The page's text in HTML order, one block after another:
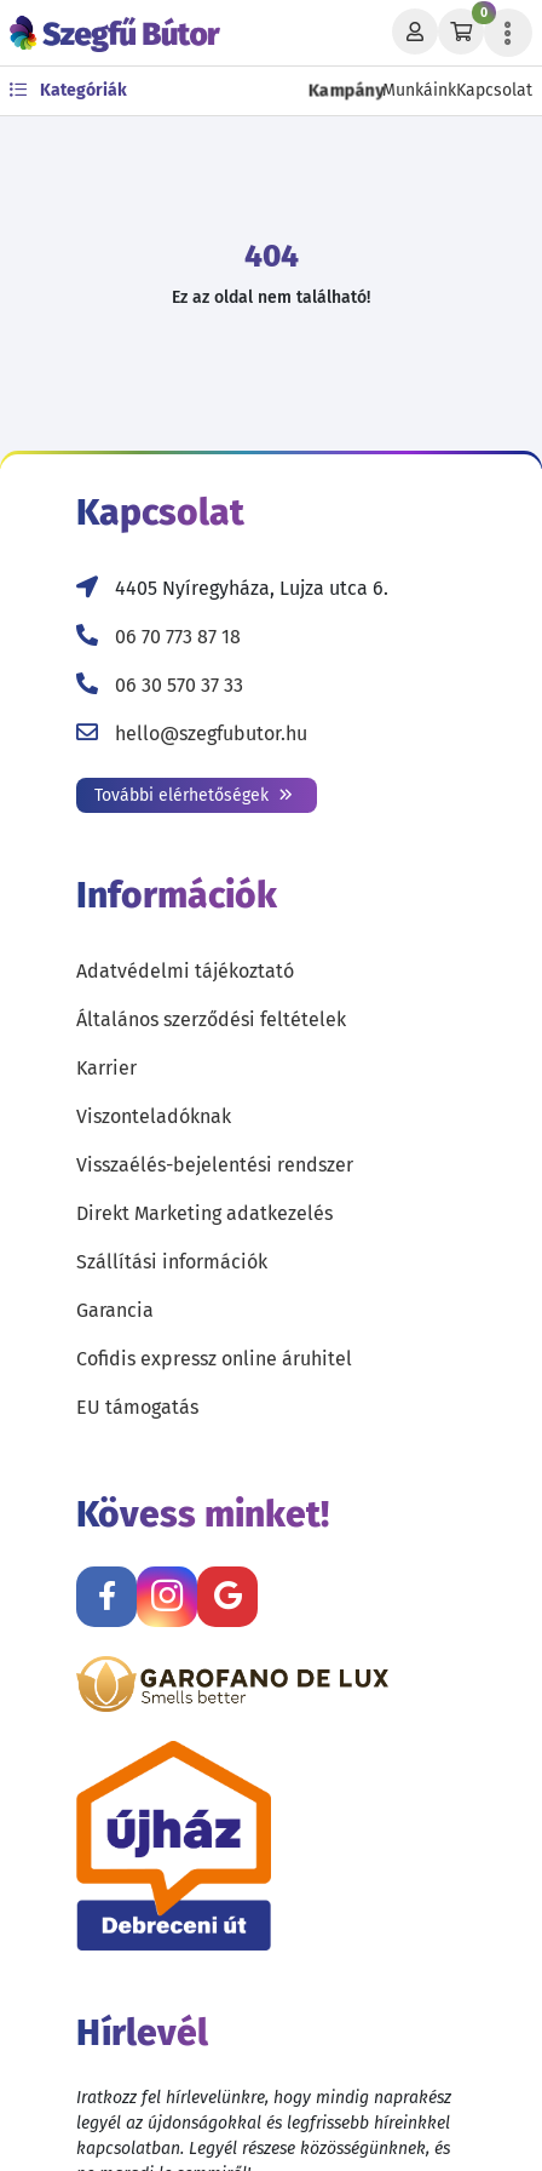
0
Kategóriák KampányMunkáinkKapcsolat
404
Ez az oldal nem található!
Kapcsolat
4405 Nyíregyháza, Lujza utca 6.
06 70 773 87 18
06 30 570 37 33
hello@szegfubutor.hu
További elérhetőségek
Információk
Adatvédelmi tájékoztató
Általános szerződési feltételek
Karrier
Viszonteladóknak
Visszaélés-bejelentési rendszer
Direkt Marketing adatkezelés
Szállítási információk
Garancia
Cofidis expressz online áruhitel
EU támogatás
Kövess minket!
Hírlevél
Iratkozz fel hírlevelünkre, hogy mindig naprakész
legyél az újdonságokkal és legfrissebb híreinkkel
kapcsolatban. Legyél részese közösségünknek, és